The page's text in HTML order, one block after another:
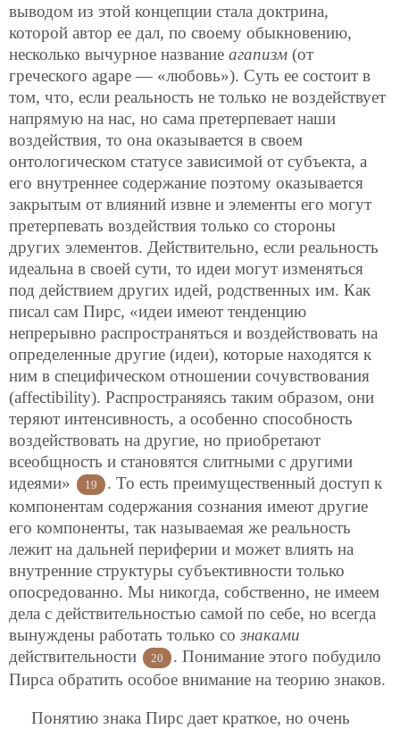
выводом из этой концепции стала доктрина,
которой автор ее дал, по своему обыкновению,
несколько вычурное название агапизм (от
греческого agape — «любовь»). Суть ее состоит в
том, что, если реальность не только не воздействует
напрямую на нас, но сама претерпевает наши
воздействия, то она оказывается в своем
онтологическом статусе зависимой от субъекта, а
его внутреннее содержание поэтому оказывается
закрытым от влияний извне и элементы его могут
претерпевать воздействия только со стороны
других элементов. Действительно, если реальность
идеальна в своей сути, то идеи могут изменяться
под действием других идей, родственных им. Как
писал сам Пирс, «идеи имеют тенденцию
непрерывно распространяться и воздействовать на
определенные другие (идеи), которые находятся к
ним в специфическом отношении сочувствования
(affectibility). Распространяясь таким образом, они
теряют интенсивность, а особенно способность
воздействовать на другие, но приобретают
всеобщность и становятся слитными с другими
идеями»
19
. То есть преимущественный доступ к
компонентам содержания сознания имеют другие
его компоненты, так называемая же реальность
лежит на дальней периферии и может влиять на
внутренние структуры субъективности только
опосредованно. Мы никогда, собственно, не имеем
дела с действительностью самой по себе, но всегда
вынуждены работать только со знаками
действительности
20
. Понимание этого побудило
Пирса обратить особое внимание на теорию знаков.
Понятию знака Пирс дает краткое, но очень